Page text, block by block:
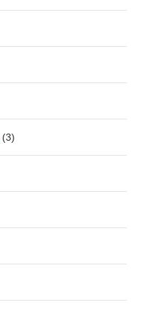
(3)